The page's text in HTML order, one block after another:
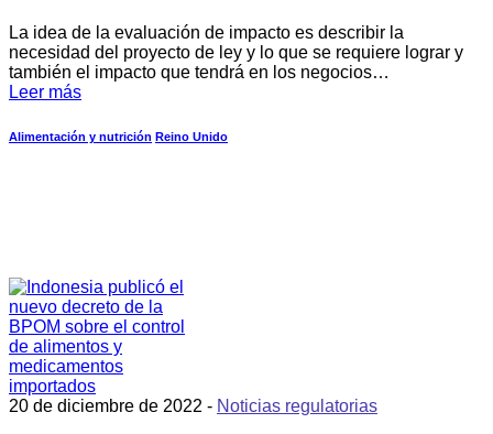
La idea de la evaluación de impacto es describir la
necesidad del proyecto de ley y lo que se requiere lograr y
también el impacto que tendrá en los negocios…
Leer más
Alimentación y nutrición Reino Unido
20 de diciembre de 2022 - Noticias regulatorias